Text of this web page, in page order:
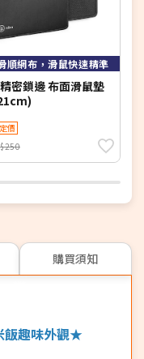
順網布，滑鼠快速精準
密鎖邊 布面滑鼠墊
價
$250
購買須知
飯趣味外觀★